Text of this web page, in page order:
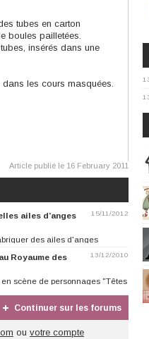
tubes en carton
boules pailletées.
insérés dans une
les cours masquées.
Article publié le 16 February 2011
15/11/2012
ailes d’anges
des ailes d'anges
13/12/2010
Royaume des
scène de personnages "Têtes
Continuer sur les forums
ou votre compte